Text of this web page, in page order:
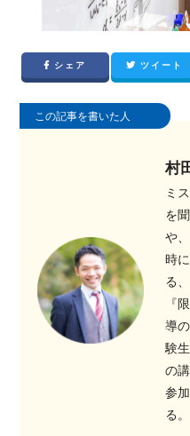
シェア ツイート
この記事を書いた人
村
ミ
を
や
時
る
『
導
験
の
参
る。